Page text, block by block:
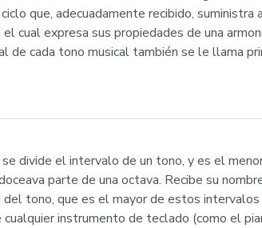
que, adecuadamente recibido, suministra
cual expresa sus propiedades de una
de cada tono musical también se le llama
divide el intervalo de un tono, y es el
parte de una octava. Recibe su
tono, que es el mayor de estos
instrumento de teclado (como el